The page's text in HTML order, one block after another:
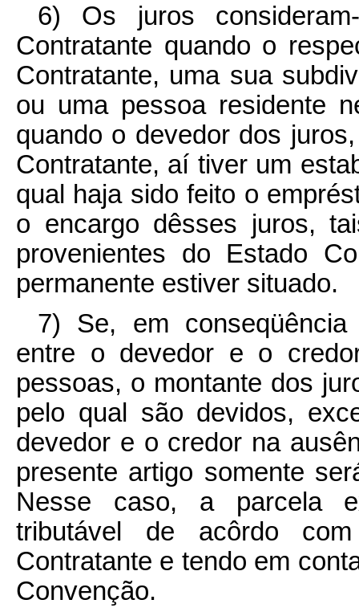
6) Os juros
Contratante quando o
Contratante, uma sua
ou uma pessoa residente
quando o devedor dos
Contratante, aí tiver um
qual haja sido feito o
o encargo dêsses juros,
provenientes do Estado
permanente estiver situado.
7) Se, em
entre o devedor e o
pessoas, o montante dos
pelo qual são devidos,
devedor e o credor na
presente artigo somente
Nesse caso, a parcela
tributável de acôrdo
Contratante e tendo em
Convenção.